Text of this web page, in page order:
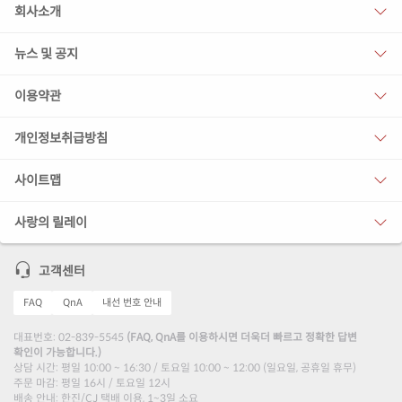
회사소개
뉴스 및 공지
이용약관
개인정보취급방침
사이트맵
사랑의 릴레이
고객센터
FAQ QnA 내선 번호 안내
대표번호: 02-839-5545 (FAQ, QnA를 이용하시면 더욱더 빠르고 정확한 답변
확인이 가능합니다.)
상담 시간: 평일 10:00 ~ 16:30 / 토요일 10:00 ~ 12:00 (일요일, 공휴일 휴무)
주문 마감: 평일 16시 / 토요일 12시
배송 안내: 한진/CJ 택배 이용, 1~3일 소요